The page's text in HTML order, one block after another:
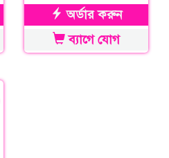
অর্ডার করুন
ব্যাগে যোগ